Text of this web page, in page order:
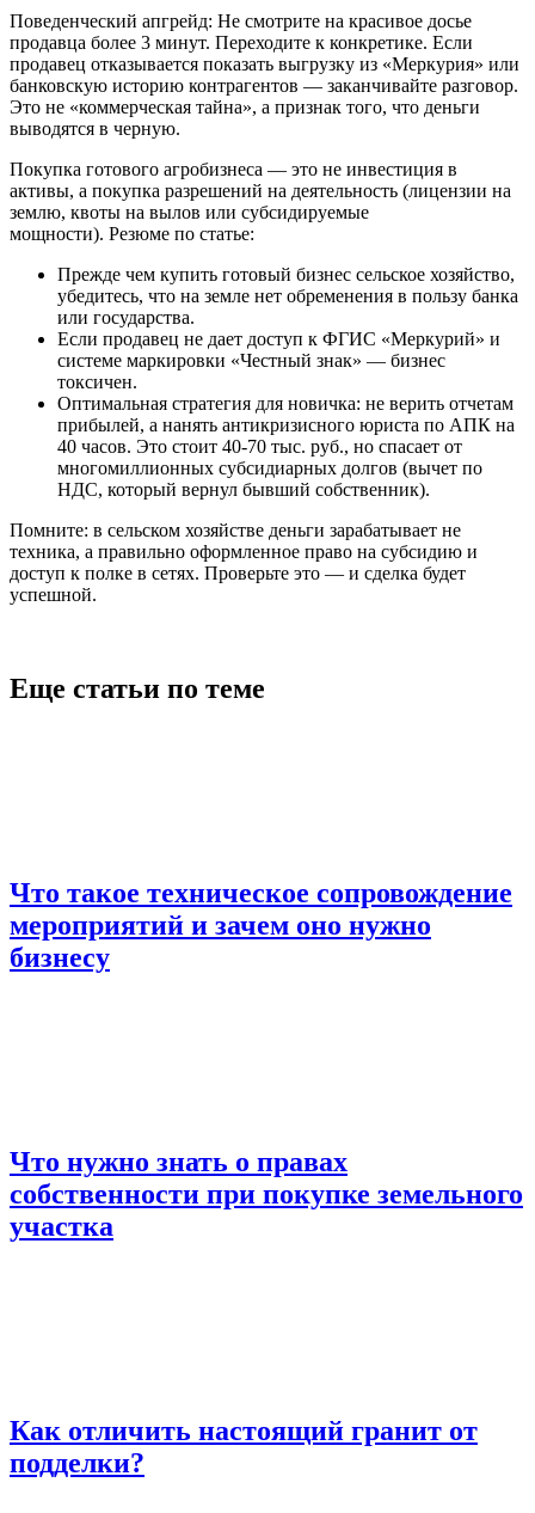
Поведенческий апгрейд: Не смотрите на красивое досье
продавца более 3 минут. Переходите к конкретике. Если
продавец отказывается показать выгрузку из «Меркурия» или
банковскую историю контрагентов — заканчивайте разговор.
Это не «коммерческая тайна», а признак того, что деньги
выводятся в черную.
Покупка готового агробизнеса — это не инвестиция в
активы, а покупка разрешений на деятельность (лицензии на
землю, квоты на вылов или субсидируемые
мощности). Резюме по статье:
Прежде чем купить готовый бизнес сельское хозяйство,
убедитесь, что на земле нет обременения в пользу банка
или государства.
Если продавец не дает доступ к ФГИС «Меркурий» и
системе маркировки «Честный знак» — бизнес
токсичен.
Оптимальная стратегия для новичка: не верить отчетам
прибылей, а нанять антикризисного юриста по АПК на
40 часов. Это стоит 40-70 тыс. руб., но спасает от
многомиллионных субсидиарных долгов (вычет по
НДС, который вернул бывший собственник).
Помните: в сельском хозяйстве деньги зарабатывает не
техника, а правильно оформленное право на субсидию и
доступ к полке в сетях. Проверьте это — и сделка будет
успешной.
Еще статьи по теме
Что такое техническое сопровождение
мероприятий и зачем оно нужно
бизнесу
Что нужно знать о правах
собственности при покупке земельного
участка
Как отличить настоящий гранит от
подделки?